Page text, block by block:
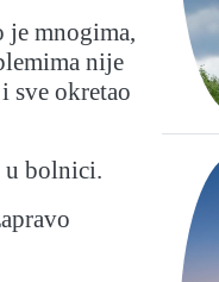
je mnogima,
nije
sve okretao
u bolnici.